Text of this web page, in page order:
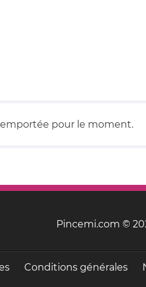
pour le moment.
Pincemi.com ©
Conditions générales